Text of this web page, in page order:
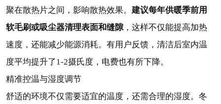
聚在散热片之间，影响散热效果。 建议每年供暖季前用
软毛刷或吸尘器清理表面和缝隙，这样不仅能提高加热
速度，还能减少能源消耗。有用户反馈，清洁后室内温
度平均提升了1-2摄氏度，电费也有所下降。
精准控温与湿度调节
舒适的环境不仅需要适宜的温度，还需合理的湿度。冬